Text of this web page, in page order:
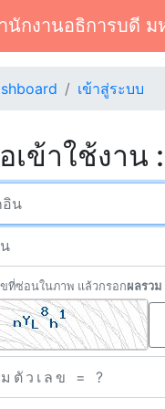
นักงานอธิการบดี ม
เข้าสู่ระบบ
เข้าใช้งาน :
ขที่ซ่อนในภาพ แล้วกรอกผลรวม